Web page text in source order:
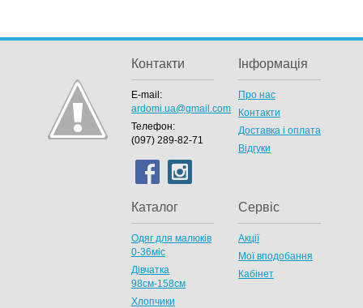
Контакти
E-mail:
ardomi.ua@gmail.com
Телефон:
(097) 289-82-71
Інформація
Про нас
Контакти
Доставка і оплата
Відгуки
Каталог
Одяг для малюків
0-36міс
Дівчатка
98cм-158см
Хлопчики
Сервіс
Акції
Мої вподобання
Кабінет